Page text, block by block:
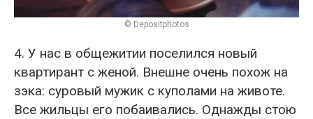
© Depositphotos
4. У нас в общежитии поселился новый
квартирант с женой. Внешне очень похож на
зэка: суровый мужик с куполами на животе.
Все жильцы его побаивались. Однажды стою